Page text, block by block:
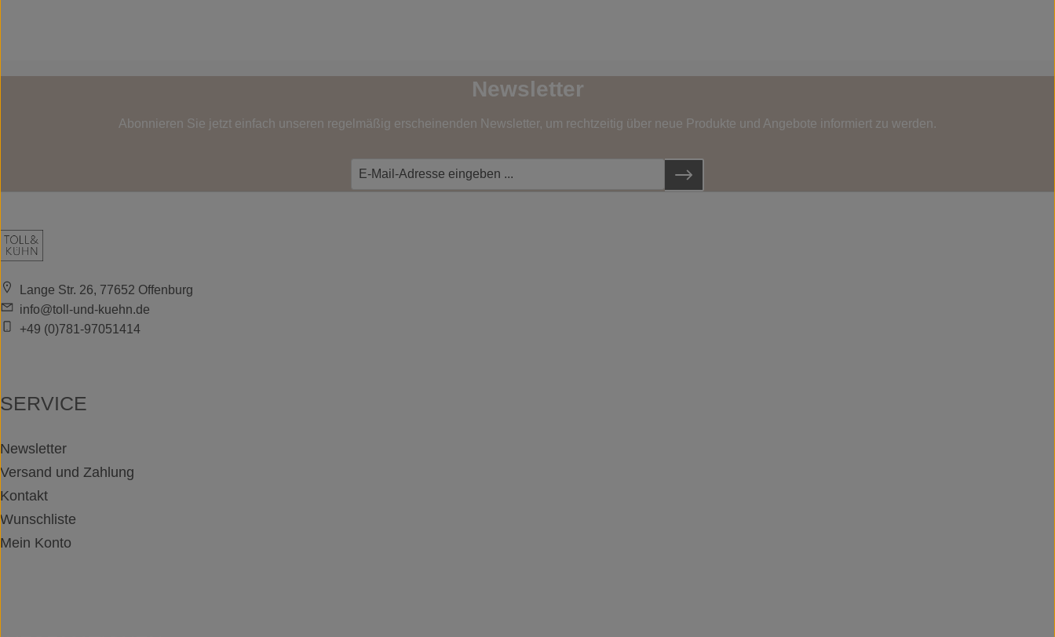
Newsletter
Abonnieren Sie jetzt einfach unseren regelmäßig erscheinenden Newsletter, um rechtzeitig über neue Produkte und Angebote informiert zu werden.
Lange Str. 26, 77652 Offenburg
info@toll-und-kuehn.de
+49 (0)781-97051414
SERVICE
Newsletter
Versand und Zahlung
Kontakt
Wunschliste
Mein Konto